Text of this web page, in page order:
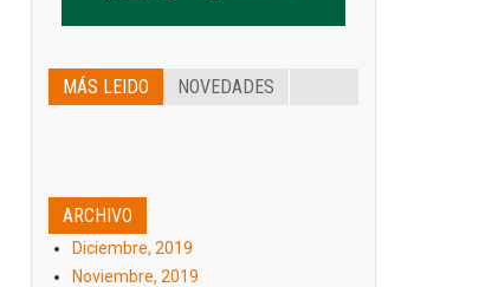
MÁS LEIDO NOVEDADES
ARCHIVO
Diciembre, 2019
Noviembre, 2019